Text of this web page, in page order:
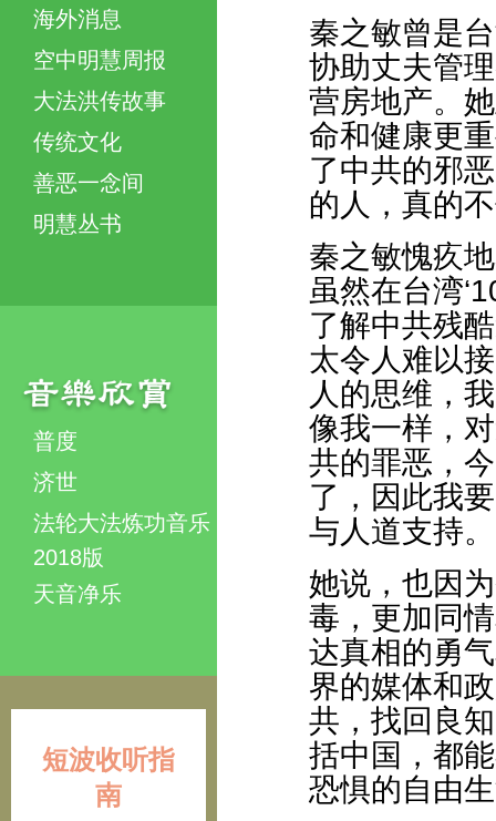
海外消息
空中明慧周报
大法洪传故事
传统文化
善恶一念间
明慧丛书
普度
济世
法轮大法炼功音乐
2018版
天音净乐
短波收听指
南
秦之敏曾是
协助丈夫管
营房地产。
命和健康更
了中共的邪
的人，真的
秦之敏愧疚
虽然在台湾
了解中共残
太令人难以
人的思维，
像我一样，
共的罪恶，
了，因此我
与人道支持。
她说，也因
毒，更加同
达真相的勇
界的媒体和
共，找回良
括中国，都
恐惧的自由